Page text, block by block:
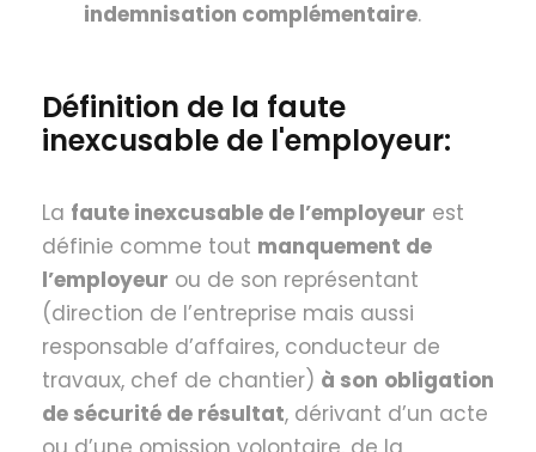
indemnisation complémentaire.
Définition de la faute
inexcusable de l'employeur:
La faute inexcusable de l’employeur est
définie comme tout manquement de
l’employeur ou de son représentant
(direction de l’entreprise mais aussi
responsable d’affaires, conducteur de
travaux, chef de chantier) à son obligation
de sécurité de résultat, dérivant d’un acte